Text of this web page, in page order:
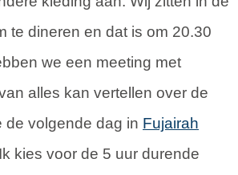
te dineren en dat is om 20.30
we een meeting met
alles kan vertellen over de
de volgende dag in Fujairah
kies voor de 5 uur durende